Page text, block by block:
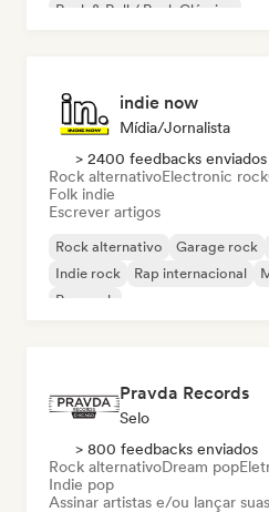
Rock & Roll / Rock Clássico
indie now
Mídia/Jornalista
> 2400 feedbacks enviados
Rock alternativoElectronic rock
Folk indie
Escrever artigos
Rock alternativo Garage rock
Indie rock
Rap internacional
Pop rock
Pravda Records
Selo
> 800 feedbacks enviados
Rock alternativoDream pop
Indie pop
Assinar artistas e/ou lançar